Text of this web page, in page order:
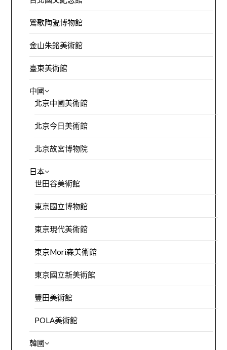
鶯歌陶瓷博物館
金山朱銘美術館
臺東美術館
中國
北京中國美術館
北京今日美術館
北京故宮博物院
日本
世田谷美術館
東京國立博物館
東京現代美術館
東京Mori森美術館
東京國立新美術館
豐田美術館
POLA美術館
韓國